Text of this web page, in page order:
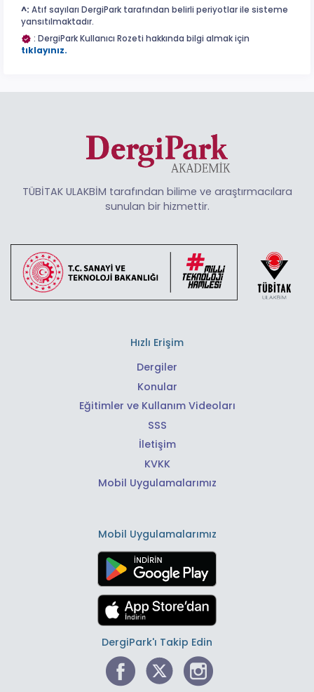
^: Atıf sayıları DergiPark tarafından belirli periyotlar ile sisteme
yansıtılmaktadır.
: DergiPark Kullanıcı Rozeti hakkında bilgi almak için
tıklayınız.
TÜBİTAK ULAKBİM tarafından bilime ve araştırmacılara
sunulan bir hizmettir.
Hızlı Erişim
Dergiler
Konular
Eğitimler ve Kullanım Videoları
SSS
İletişim
KVKK
Mobil Uygulamalarımız
Mobil Uygulamalarımız
DergiPark'ı Takip Edin